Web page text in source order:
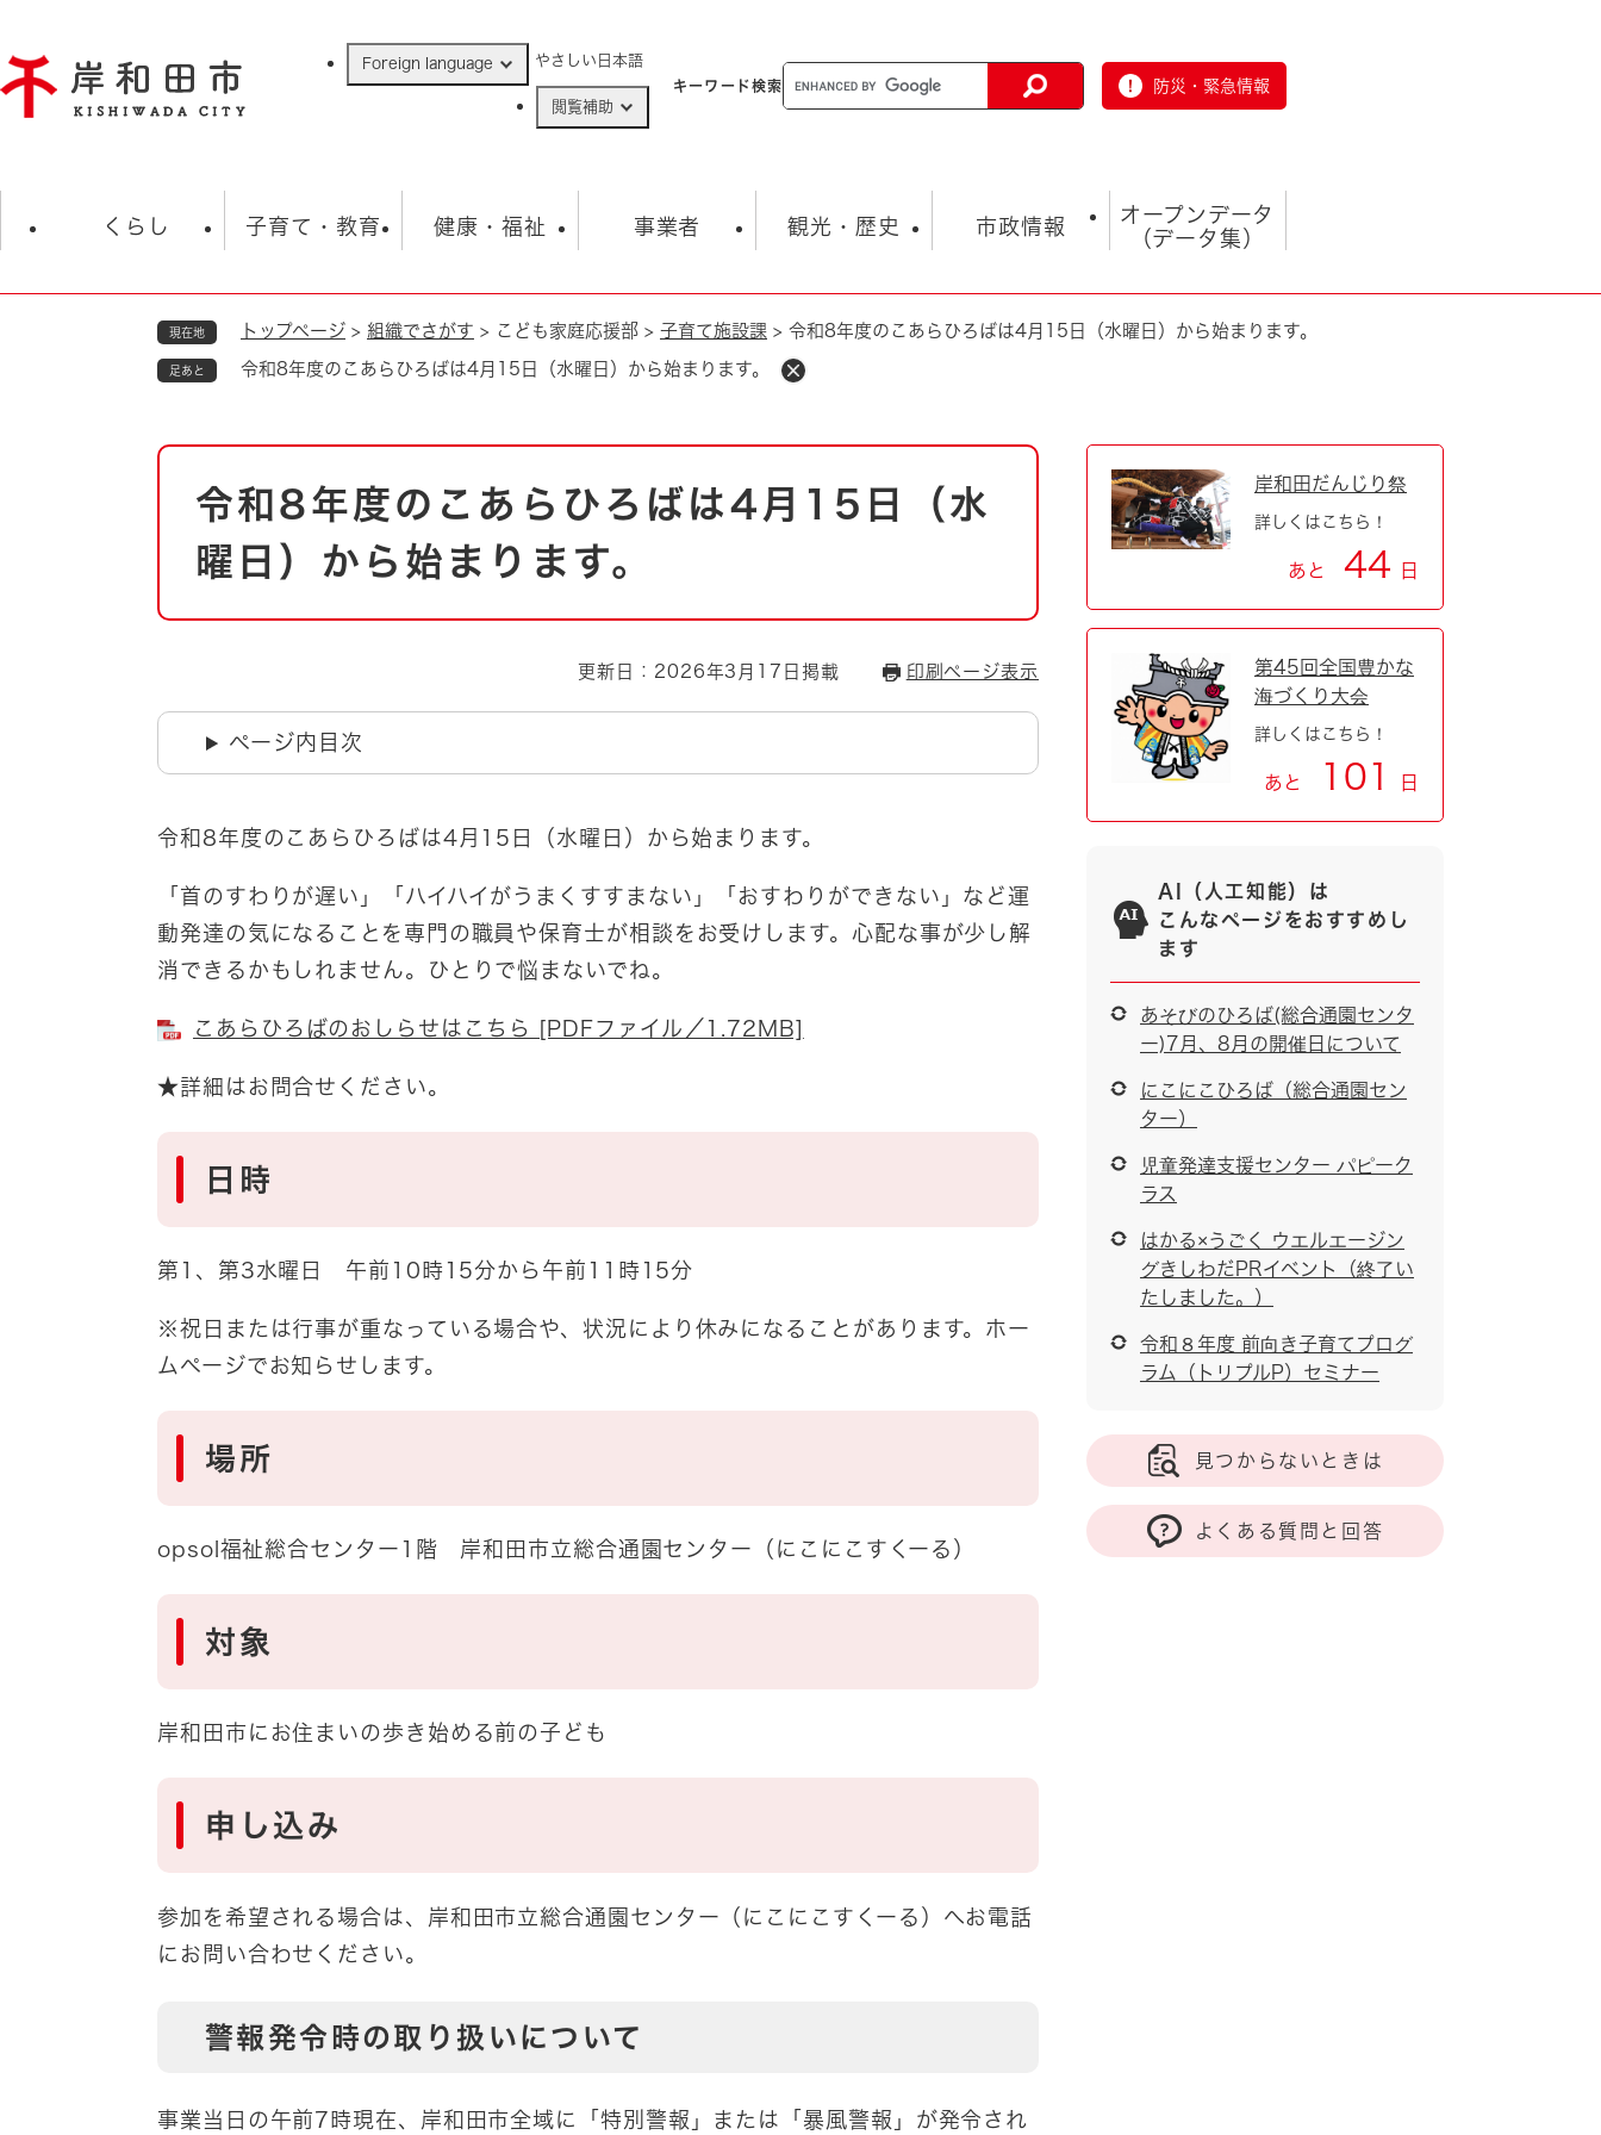
ジ
の
Foreign language やさしい日本語
閲覧補助
キーワード検索 防災・緊急情報
くらし
住民票・戸籍
ごみ・衛生・動物 救急・消防
防災・防犯 上水道・下水道
自然・環境・公園 住宅
引っ越し
道路・河川・交通
とじる
子育て・教育
学校 子育て
健康・福祉
福祉・健康・生活 生涯学習・スポーツ
事業者
入札・契約情報 まちづくり・協働
環境 福祉・介護
観光・歴史
観光 観光スポット
市政情報
市の概要 総合計画
市政 職員採用情報
市役所・施設の案内
オープンデータ
（データ集）
オープンデータ
現在地 トップページ > 組織でさがす > こども家庭応援部 > 子育て施設課 > 令和8年度のこあらひろばは4月15日（水曜日）から始まります。
足あと 令和8年度のこあらひろばは4月15日（水曜日）から始まります。
本
令和8年度のこあらひろばは4月15日（水
曜日）から始まります。
更新日：2026年3月17日掲載 印刷ページ表示
ページ内目次
令和8年度のこあらひろばは4月15日（水曜日）から始まります。
「首のすわりが遅い」「ハイハイがうまくすすまない」「おすわりができない」など運
動発達の気になることを専門の職員や保育士が相談をお受けします。心配な事が少し解
消できるかもしれません。ひとりで悩まないでね。
こあらひろばのおしらせはこちら [PDFファイル／1.72MB]
★詳細はお問合せください。
日時
第1、第3水曜日 午前10時15分から午前11時15分
※祝日または行事が重なっている場合や、状況により休みになることがあります。ホー
ムページでお知らせします。
場所
opsol福祉総合センター1階 岸和田市立総合通園センター（にこにこすくーる）
対象
岸和田市にお住まいの歩き始める前の子ども
申し込み
参加を希望される場合は、岸和田市立総合通園センター（にこにこすくーる）へお電話
にお問い合わせください。
警報発令時の取り扱いについて
事業当日の午前7時現在、岸和田市全域に「特別警報」または「暴風警報」が発令され
岸和田だんじり祭
詳しくはこちら！
あと 44 日
第45回全国豊かな
海づくり大会
詳しくはこちら！
あと 101 日
AI（人工知能）は
こんなページをおすすめし
ます
あそびのひろば(総合通園センタ
ー)7月、8月の開催日について
にこにこひろば（総合通園セン
ター）
児童発達支援センター パピーク
ラス
はかる×うごく ウエルエージン
グきしわだPRイベント（終了い
たしました。）
令和８年度 前向き子育てプログ
ラム（トリプルP）セミナー
見つからないときは
よくある質問と回答